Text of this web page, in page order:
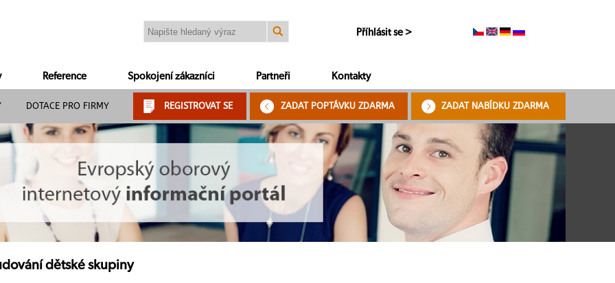
Příhlásit se >
Reference Spokojení zákazníci Partneři Kontakty
DOTACE PRO FIRMY REGISTROVAT SE ZADAT POPTÁVKU ZDARMA ZADAT NABÍDKU ZDARMA
dětské skupiny